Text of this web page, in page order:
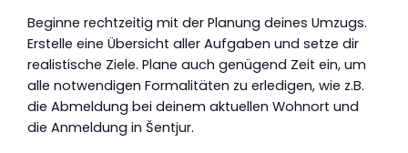
Beginne rechtzeitig mit der Planung deines Umzugs.
Erstelle eine Übersicht aller Aufgaben und setze dir
realistische Ziele. Plane auch genügend Zeit ein, um
alle notwendigen Formalitäten zu erledigen, wie z.B.
die Abmeldung bei deinem aktuellen Wohnort und
die Anmeldung in Šentjur.